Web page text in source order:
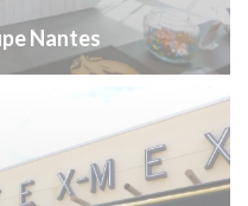
Nantes